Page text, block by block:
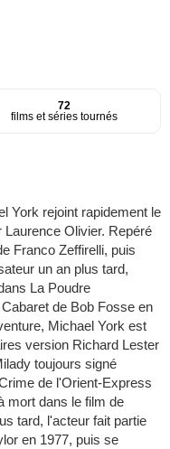
72
films et séries tournés
York rejoint rapidement le
Laurence Olivier. Repéré
Franco Zeffirelli, puis
un an plus tard,
La Poudre
de Bob Fosse en
Michael York est
version Richard Lester
toujours signé
de l'Orient-Express
mort dans le film de
tard, l'acteur fait partie
en 1977, puis se